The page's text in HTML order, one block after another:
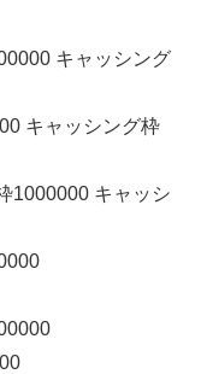
キャッシング
キャッシング枠
1000000 キャッシ